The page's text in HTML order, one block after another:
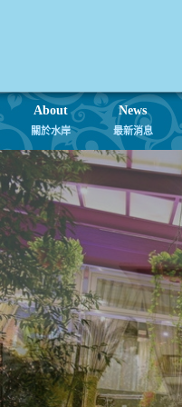
About
關於水岸
News
最新消息